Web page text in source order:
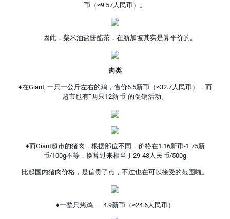
币（≈9.57人民币）。
因此，柴米油盐酱醋茶，在新加坡其实是算平价的。
肉类
♦在Giant, 一只一公斤左右的鸡，售价6.5新币（≈32.7人民币），而
超市也有”两只12新币“的促销活动。
♦而Giant超市的猪肉，根据部位不同，价格在1.16新币-1.75新
币/100g不等，换算过来相当于29-43人民币/500g.
比起国内猪肉价格，是偏贵了点，不过也在可以接受的范围啦。
♦一整只烤鸡——4.9新币（≈24.6人民币）